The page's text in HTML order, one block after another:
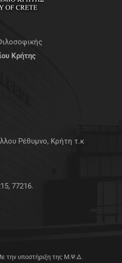
Κρήτης
Ρέθυμνο, Κρήτη τ.κ
77216.
την υποστήριξη της Μ.Ψ.Δ.